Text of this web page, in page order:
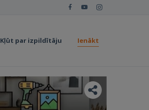
Kļūt par izpildītāju Ienākt